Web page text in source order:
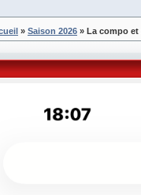
» Saison 2026 » La compo